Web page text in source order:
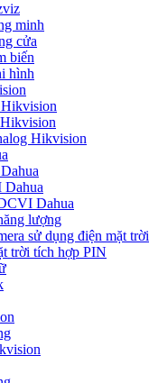
minh
cửa
biến
hình
Hikvision
Dahua
Dahua
lượng
sử dụng điện mặt trời
trời tích hợp PIN